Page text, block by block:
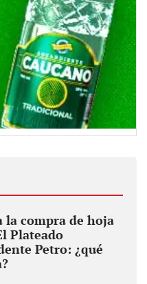
la compra de hoja
Plateado
Petro: ¿qué